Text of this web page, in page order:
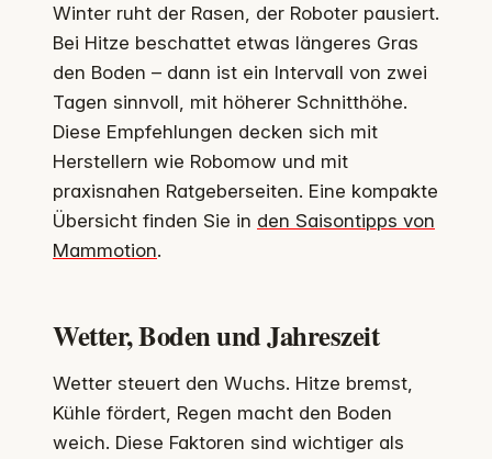
Winter ruht der Rasen, der Roboter pausiert.
Bei Hitze beschattet etwas längeres Gras
den Boden – dann ist ein Intervall von zwei
Tagen sinnvoll, mit höherer Schnitthöhe.
Diese Empfehlungen decken sich mit
Herstellern wie Robomow und mit
praxisnahen Ratgeberseiten. Eine kompakte
Übersicht finden Sie in den Saisontipps von
Mammotion.
Wetter, Boden und Jahreszeit
Wetter steuert den Wuchs. Hitze bremst,
Kühle fördert, Regen macht den Boden
weich. Diese Faktoren sind wichtiger als